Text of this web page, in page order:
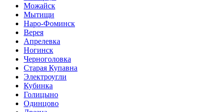
Можайск
Мытищи
Наро-Фоминск
Верея
Апрелевка
Ногинск
Черноголовка
Старая Купавна
Электроугли
Кубинка
Голицыно
Одинцово